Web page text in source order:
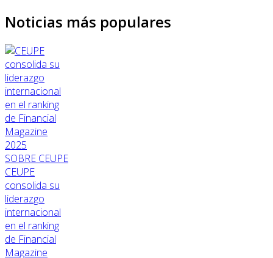
Noticias más populares
SOBRE CEUPE
CEUPE
consolida su
liderazgo
internacional
en el ranking
de Financial
Magazine